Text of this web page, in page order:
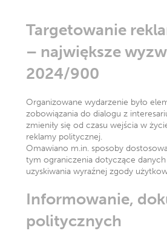
Targetowanie
– największe
2024/900
Organizowane wydarzenie było
zobowiązania do dialogu z
zmieniły się od czasu wejścia w
reklamy politycznej.
Omawiano m.in. sposoby
tym ograniczenia dotyczące
uzyskiwania wyraźnej zgody
Informowanie,
politycznych